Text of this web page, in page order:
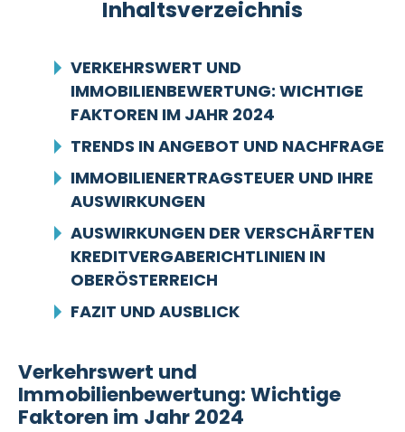
Inhaltsverzeichnis
VERKEHRSWERT UND
IMMOBILIENBEWERTUNG: WICHTIGE
FAKTOREN IM JAHR 2024
TRENDS IN ANGEBOT UND NACHFRAGE
IMMOBILIENERTRAGSTEUER UND IHRE
AUSWIRKUNGEN
AUSWIRKUNGEN DER VERSCHÄRFTEN
KREDITVERGABERICHTLINIEN IN
OBERÖSTERREICH
FAZIT UND AUSBLICK
Verkehrswert und
Immobilienbewertung: Wichtige
Faktoren im Jahr 2024